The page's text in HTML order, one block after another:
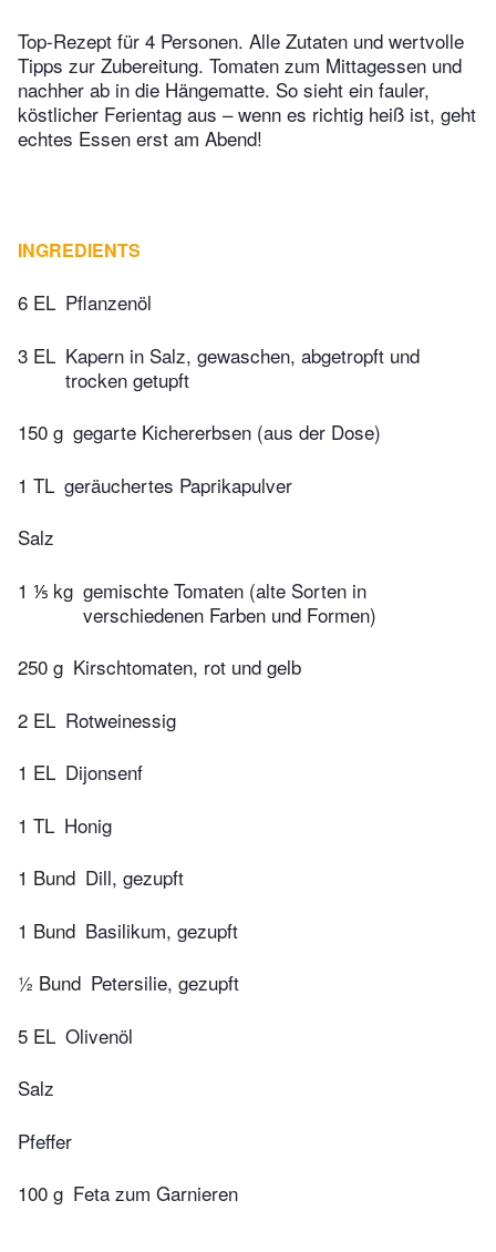
Top-Rezept für 4 Personen. Alle Zutaten und wertvolle
Tipps zur Zubereitung. Tomaten zum Mittagessen und
nachher ab in die Hängematte. So sieht ein fauler,
köstlicher Ferientag aus – wenn es richtig heiß ist, geht
echtes Essen erst am Abend!
INGREDIENTS
6 EL Pflanzenöl
3 EL Kapern in Salz, gewaschen, abgetropft und
trocken getupft
150 g gegarte Kichererbsen (aus der Dose)
1 TL geräuchertes Paprikapulver
Salz
1 ⅕ kg gemischte Tomaten (alte Sorten in
verschiedenen Farben und Formen)
250 g Kirschtomaten, rot und gelb
2 EL Rotweinessig
1 EL Dijonsenf
1 TL Honig
1 Bund Dill, gezupft
1 Bund Basilikum, gezupft
½ Bund Petersilie, gezupft
5 EL Olivenöl
Salz
Pfeffer
100 g Feta zum Garnieren